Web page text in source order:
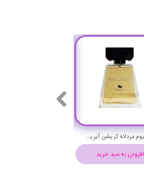
ادوپرفیوم مردانه کریشن آیریس مدل واترلو - CREATION WATERLOO EAU DE PARFUM
افزودن به سبد خرید